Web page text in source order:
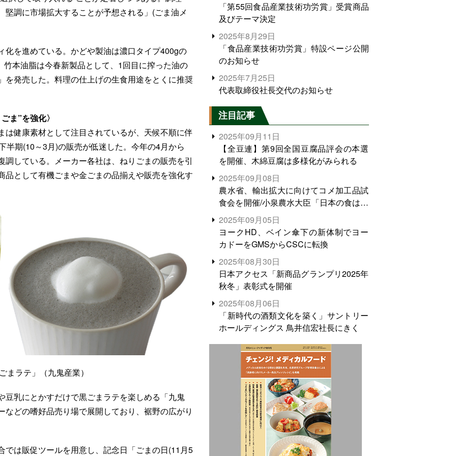
調に市場拡大することが予想される」(ごま油メ
化を進めている。かどや製油は濃口タイプ400gの
本油脂は今春新製品として、1回目に搾った油の
を発売した。料理の仕上げの生食用途をとくに推奨
ま”を強化〉
健康素材として注目されているが、天候不順に伴
半期(10～3月)の販売が低迷した。今年の4月から
している。メーカー各社は、ねりごまの販売を引
として有機ごまや金ごまの品揃えや販売を強化す
まラテ」（九鬼産業）
豆乳にとかすだけで黒ごまラテを楽しめる「九鬼
どの嗜好品売り場で展開しており、裾野の広がり
では販促ツールを用意し、記念日「ごまの日(11月5
「第55回食品産業技術功労賞」受賞商品
及びテーマ決定
2025年8月29日
「食品産業技術功労賞」特設ページ公開
のお知らせ
2025年7月25日
代表取締役社長交代のお知らせ
注目記事
2025年09月11日
【全豆連】第9回全国豆腐品評会の本選
を開催、木綿豆腐は多様化がみられる
2025年09月08日
農水省、輸出拡大に向けてコメ加工品試
食会を開催/小泉農水大臣「日本の食は世
界でトップをとれる。米増産に向けて、
米輸出需要の拡大を」
2025年09月05日
ヨークHD、ベイン傘下の新体制でヨー
カドーをGMSからCSCに転換
2025年08月30日
日本アクセス「新商品グランプリ2025年
秋冬」表彰式を開催
2025年08月06日
「新時代の酒類文化を築く」サントリー
ホールディングス 鳥井信宏社長にきく